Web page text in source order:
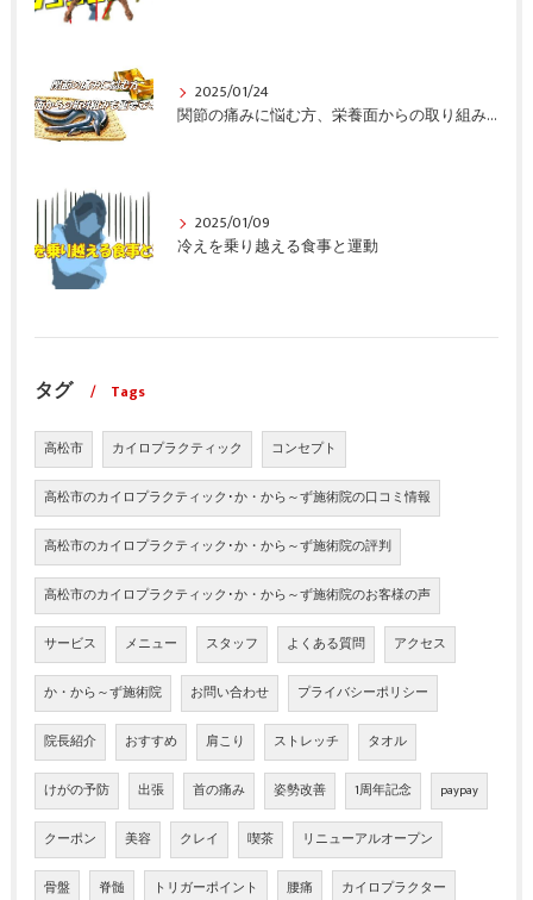
2025/01/24
関節の痛みに悩む方、栄養面からの取り組みも重要ですよ！
2025/01/09
冷えを乗り越える食事と運動
タグ Tags
高松市 カイロプラクティック コンセプト
高松市のカイロプラクティック･か・から～ず施術院の口コミ情報
高松市のカイロプラクティック･か・から～ず施術院の評判
高松市のカイロプラクティック･か・から～ず施術院のお客様の声
サービス メニュー スタッフ よくある質問 アクセス
か・から～ず施術院 お問い合わせ プライバシーポリシー
院長紹介 おすすめ 肩こり ストレッチ タオル
けがの予防 出張 首の痛み 姿勢改善 1周年記念 paypay
クーポン 美容 クレイ 喫茶 リニューアルオープン
骨盤 脊髄 トリガーポイント 腰痛 カイロプラクター